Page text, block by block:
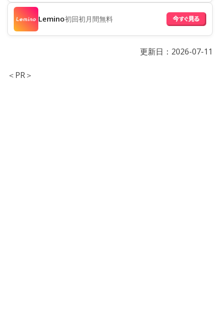
Lemino初回初月間無料
更新日： 2026-07-11
＜PR＞